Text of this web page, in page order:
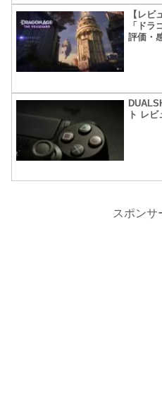
【レ
「ドラ
評価・
ト レビ
スポンサ